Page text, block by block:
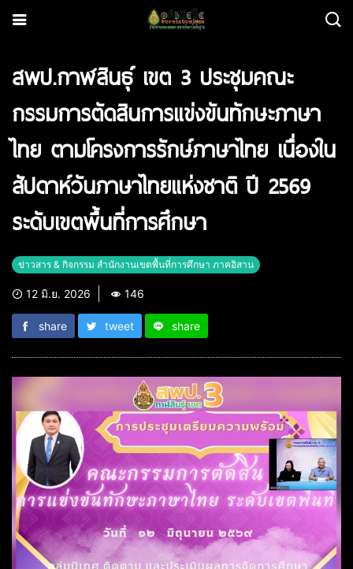
สพป.กาฬสินธุ์ เขต 3 ประชุมคณะ
กรรมการตัดสินการแข่งขันทักษะภาษา
ไทย ตามโครงการรักษ์ภาษาไทย เนื่องใน
สัปดาห์วันภาษาไทยแห่งชาติ ปี 2569
ระดับเขตพื้นที่การศึกษา
ข่าวสาร & กิจกรรม สำนักงานเขตพื้นที่การศึกษา ภาคอิสาน
12 มิ.ย. 2026 146
share tweet share